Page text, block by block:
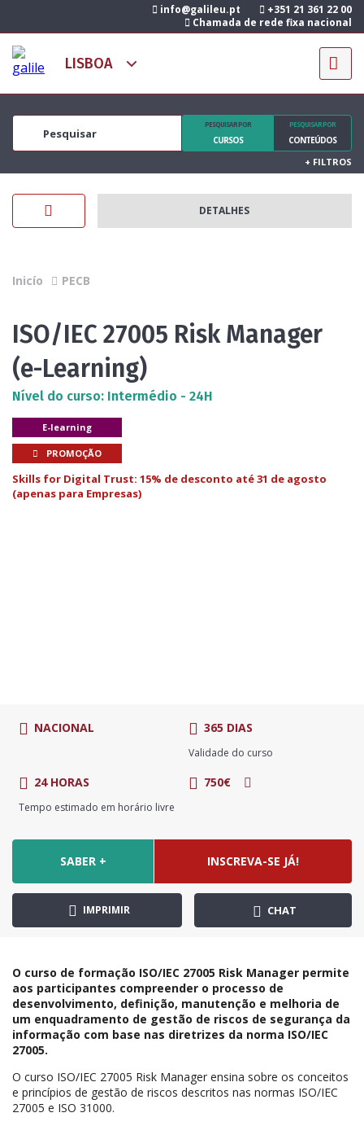
info@galileu.pt
+351 21 361 22 00
Chamada de rede fixa nacional
PESQUISAR POR
CURSOS
PESQUISAR POR
CONTEÚDOS
+ FILTROS
DETALHES
Inicío PECB
ISO/IEC 27005 Risk Manager
(e-Learning)
Nível do curso: Intermédio - 24H
E-learning
PROMOÇÃO
Skills for Digital Trust: 15% de desconto até 31 de agosto
(apenas para Empresas)
NACIONAL 365 DIAS
Validade do curso
24 HORAS
Tempo estimado em horário livre
750€
SABER + INSCREVA-SE JÁ!
IMPRIMIR CHAT
O curso de formação ISO/IEC 27005 Risk Manager permite
aos participantes compreender o processo de
desenvolvimento, definição, manutenção e melhoria de
um enquadramento de gestão de riscos de segurança da
informação com base nas diretrizes da norma ISO/IEC
27005.
O curso ISO/IEC 27005 Risk Manager ensina sobre os conceitos
e princípios de gestão de riscos descritos nas normas ISO/IEC
27005 e ISO 31000.